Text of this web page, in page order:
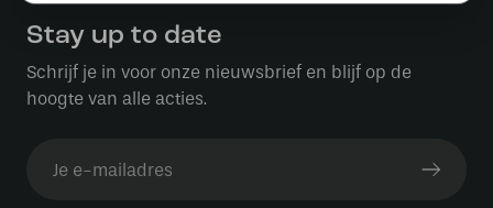
Stay up to date
Schrijf je in voor onze nieuwsbrief en blijf op de
hoogte van alle acties.